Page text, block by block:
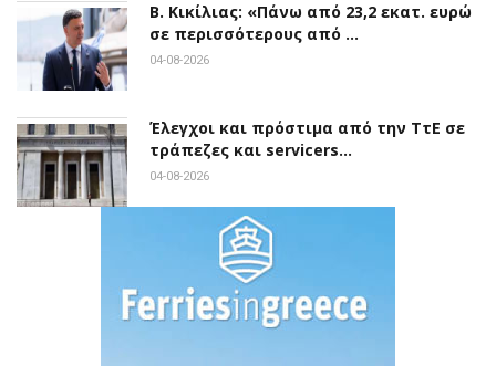
Β. Κικίλιας: «Πάνω από 23,2 εκατ. ευρώ
σε περισσότερους από …
04-08-2026
Έλεγχοι και πρόστιμα από την ΤτΕ σε
τράπεζες και servicers…
04-08-2026